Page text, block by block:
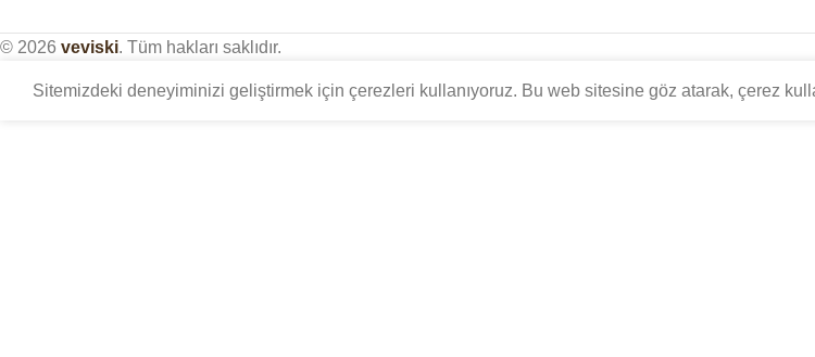
© 2026 veviski. Tüm hakları saklıdır.
Sitemizdeki deneyiminizi geliştirmek için çerezleri kullanıyoruz. Bu web sitesine göz atarak, çerez